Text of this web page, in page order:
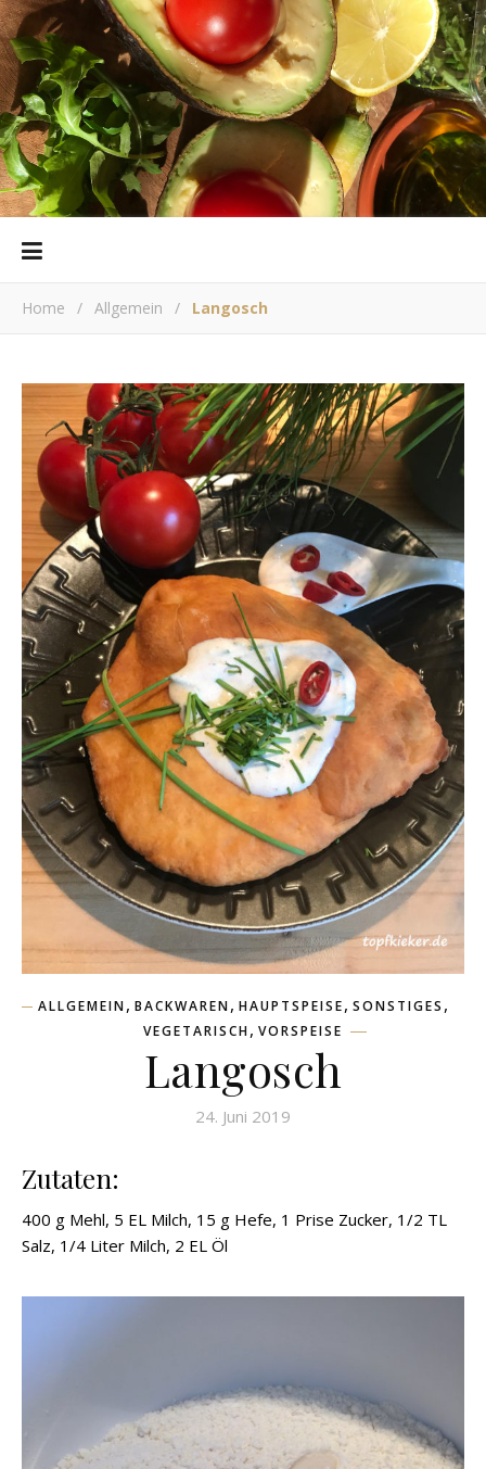
Home / Allgemein / Langosch
ALLGEMEIN, BACKWAREN, HAUPTSPEISE, SONSTIGES ,
VEGETARISCH, VORSPEISE
Langosch
24. Juni 2019
Zutaten:
400 g Mehl, 5 EL Milch, 15 g Hefe, 1 Prise Zucker, 1/2 TL
Salz, 1/4 Liter Milch, 2 EL Öl